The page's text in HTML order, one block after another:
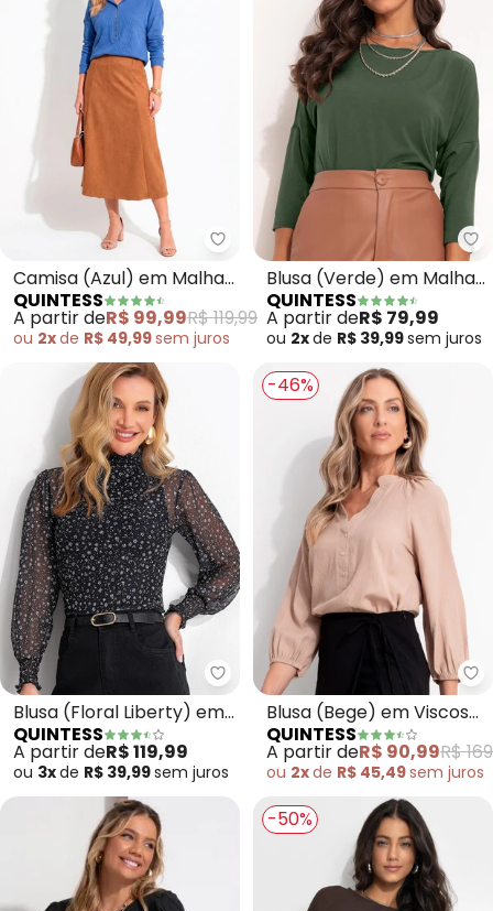
Quintess - Camisa (Azul) em
Camisa (Azul) em Malha
Canelada
QUINTESS
A partir deR$ 99,99R$ 119,99
ou 2xde R$ 49,99sem juros
Blusa (Verde) em Malha
de Viscose
QUINTESS
A partir deR$ 79,99
ou 2xde R$ 39,99sem juros
Quintess - Blusa (Floral Liberty)
Blusa (Floral Liberty) em
Tule
QUINTESS
A partir deR$ 119,99
ou 3xde R$ 39,99sem juros
-46%
Blusa (Bege) em Viscose
Plana
QUINTESS
A partir deR$ 90,99R$
ou 2xde R$ 45,49sem juros
-50%